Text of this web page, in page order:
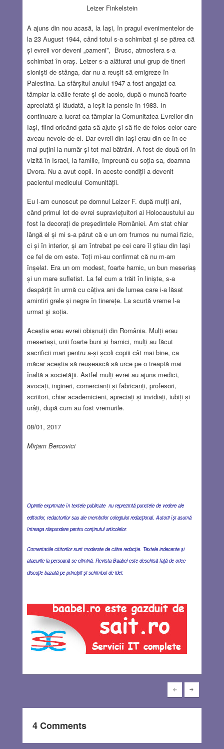
Leizer Finkelstein
A ajuns din nou acasă, la Iaşi, în pragul evenimentelor de
la 23 August 1944, când totul s-a schimbat și se părea că
și evreii vor deveni „oameni”, Brusc, atmosfera s-a
schimbat în oraș. Leizer s-a alăturat unui grup de tineri
sioniști de stânga, dar nu a reușit să emigreze în
Palestina. La sfârșitul anului 1947 a fost angajat ca
tâmplar la căile ferate și de acolo, după o muncă foarte
apreciată și lăudată, a ieșit la pensie în 1983. În
continuare a lucrat ca tâmplar la Comunitatea Evreilor din
Iași, fiind oricând gata să ajute și să fie de folos celor care
aveau nevoie de el. Dar evreii din Iași erau din ce în ce
mai puțini la număr și tot mai bătrâni. A fost de două ori în
vizită în Israel, la familie, împreună cu soția sa, doamna
Dvora. Nu a avut copii. În aceste condiții a devenit
pacientul medicului Comunității.
Eu l-am cunoscut pe domnul Leizer F. după mulți ani,
când primul lot de evrei supraviețuitori ai Holocaustului au
fost la decorați de președintele României. Am stat chiar
lângă el și mi s-a părut că e un om frumos nu numai fizic,
ci și în interior, și am întrebat pe cei care îl știau din Iași
ce fel de om este. Toți mi-au confirmat că nu m-am
înșelat. Era un om modest, foarte harnic, un bun meseriaș
și un mare sufletist. La fel cum a trăit în liniște, s-a
despărțit în urmă cu câțiva ani de lumea care i-a lăsat
amintiri grele și negre în tinerețe. La scurtă vreme l-a
urmat şi soția.
Aceștia erau evreii obișnuiți din România. Mulți erau
meseriași, unii foarte buni și harnici, mulți au făcut
sacrificii mari pentru a-și școli copiii cât mai bine, ca
măcar aceștia să reușească să urce pe o treaptă mai
înaltă a societăţii. Astfel mulți evrei au ajuns medici,
avocați, ingineri, comercianți și fabricanți, profesori,
scriitori, chiar academicieni, apreciați și invidiați, iubiți și
urâți, după cum au fost vremurile.
08/01, 2017
Mirjam Bercovici
Opiniile exprimate în textele publicate nu reprezintă punctele de vedere ale
editorilor, redactorilor sau ale membrilor colegiului redacţional. Autorii îşi asumă
întreaga răspundere pentru conţinutul articolelor.
Comentariile cititorilor sunt moderate de către redacţie. Textele indecente şi
atacurile la persoană se elimină. Revista Baabel este deschisă faţă de orice
discuţie bazată pe principii şi schimbul de idei.
4 Comments